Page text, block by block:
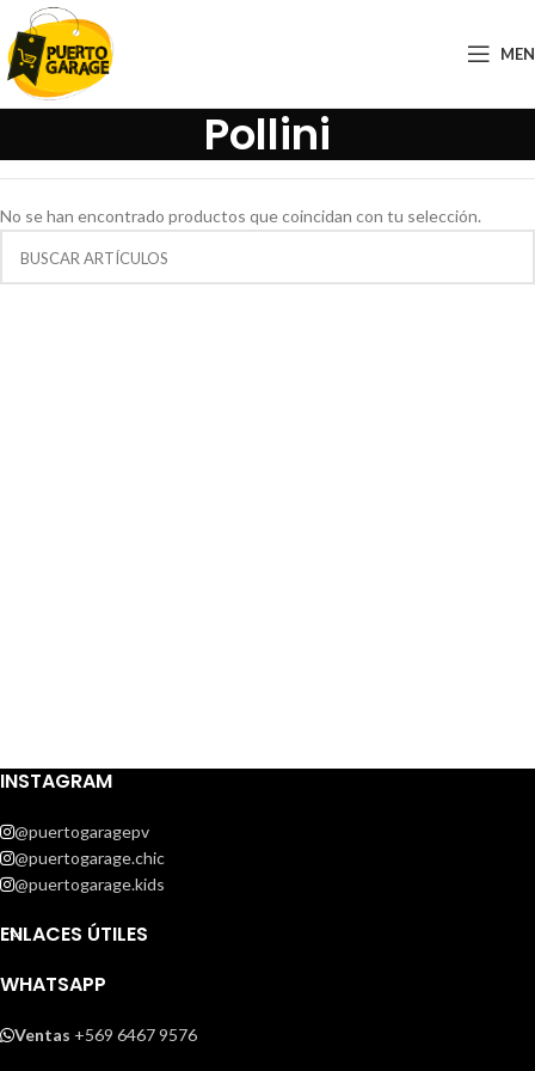
Pollini
No se han encontrado productos que coincidan con tu selección.
INSTAGRAM
@puertogaragepv
@puertogarage.chic
@puertogarage.kids
ENLACES ÚTILES
WHATSAPP
Ventas +569 6467 9576